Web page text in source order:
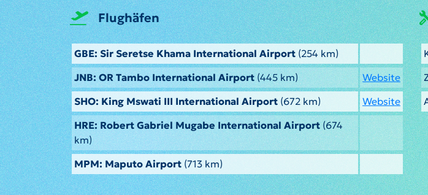
Flughäfen
GBE: Sir Seretse Khama International Airport (254 km)
JNB: OR Tambo International Airport(445 km)
Website
SHO: King Mswati III International Airport (672 km)
Website
HRE: Robert Gabriel Mugabe International Airport(674
km)
MPM: Maputo Airport (713 km)